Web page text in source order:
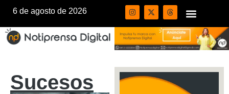
6 de agosto de 2026
Sucesos